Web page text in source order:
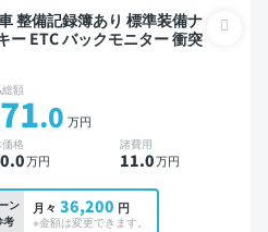
ー ETC バックモニター 衝突
額
.0 万円
格
.0万円
諸費用
11.0万円
ン
考
月々 36,200 円
※金額は変更できます。